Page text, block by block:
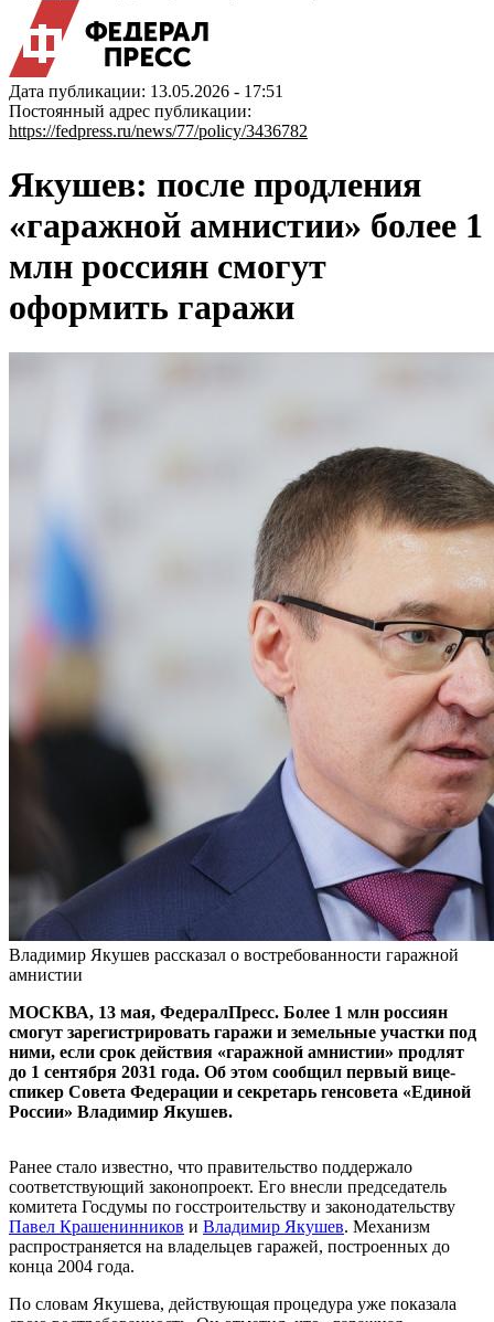
Дата публикации: 13.05.2026 - 17:51
Постоянный адрес публикации:
https://fedpress.ru/news/77/policy/3436782
Якушев: после продления
«гаражной амнистии» более 1
млн россиян смогут
оформить гаражи
Владимир Якушев рассказал о востребованности гаражной
амнистии
МОСКВА, 13 мая, ФедералПресс. Более 1 млн россиян
смогут зарегистрировать гаражи и земельные участки под
ними, если срок действия «гаражной амнистии» продлят
до 1 сентября 2031 года. Об этом сообщил первый вице-
спикер Совета Федерации и секретарь генсовета «Единой
России» Владимир Якушев.
Ранее стало известно, что правительство поддержало
соответствующий законопроект. Его внесли председатель
комитета Госдумы по госстроительству и законодательству
Павел Крашенинников и Владимир Якушев. Механизм
распространяется на владельцев гаражей, построенных до
конца 2004 года.
По словам Якушева, действующая процедура уже показала